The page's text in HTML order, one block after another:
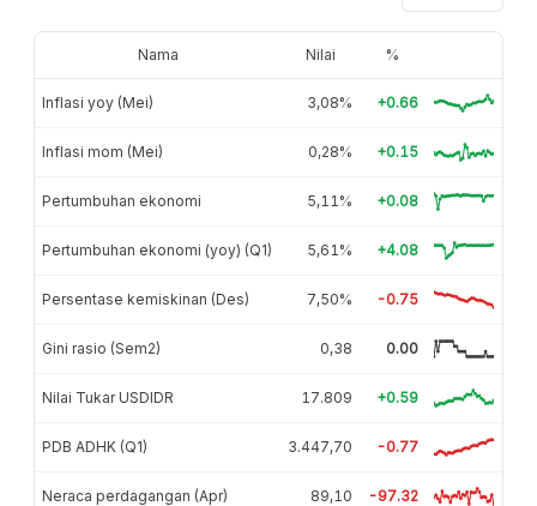
Nama Nilai %
Inflasi yoy (Mei) 3,08% +0.66
Inflasi mom (Mei) 0,28% +0.15
Pertumbuhan ekonomi 5,11% +0.08
Pertumbuhan ekonomi (yoy) (Q1) 5,61% +4.08
Persentase kemiskinan (Des) 7,50% -0.75
Gini rasio (Sem2) 0,38 0.00
Nilai Tukar USDIDR 17.809 +0.59
PDB ADHK (Q1) 3.447,70 -0.77
Neraca perdagangan (Apr) 89,10 -97.32